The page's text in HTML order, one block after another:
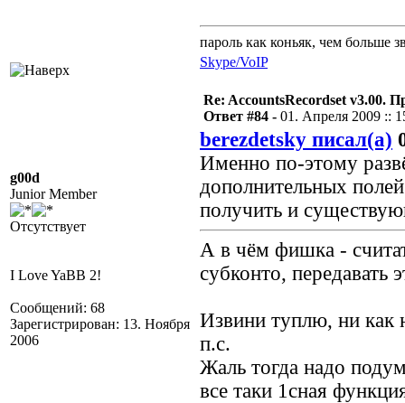
пароль как коньяк, чем больше
Skype/VoIP
g00d
Junior Member
Отсутствует
I Love YaBB 2!
Сообщений: 68
Зарегистрирован: 13. Ноября
2006
Re: AccountsRecordset v3.00.
Ответ #84 - 01. Апреля 2009 ::
berezdetsky писал(а)
Именно по-этому
дополнительных
получить и
А в чём фишка -
субконто, передавать
Извини туплю, ни как
п.с.
Жаль тогда надо
все таки 1сная